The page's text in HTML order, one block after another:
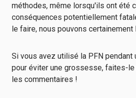
méthodes, même lorsqu'ils ont été
conséquences potentiellement
le faire, nous pouvons certainement
Si vous avez utilisé la PFN pendant
pour éviter une grossesse, faites-le
les commentaires !